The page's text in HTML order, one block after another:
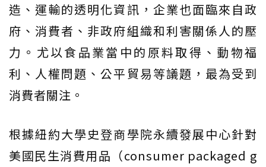
造、運輸的透明化資訊，企業也面臨來自政
府、消費者、非政府組織和利害關係人的壓
力。尤以食品業當中的原料取得、動物福
利、人權問題、公平貿易等議題，最為受到
消費者關注。
根據紐約大學史登商學院永續發展中心針對
美國民生消費用品（consumer packaged g